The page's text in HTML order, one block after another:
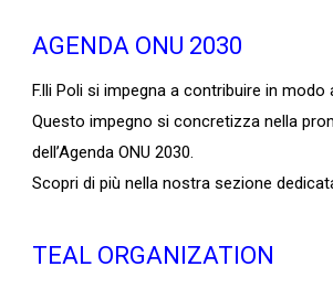
AGENDA ONU 2030
F.lli Poli si impegna a contribuire in
Questo impegno si concretizza nella
dell’Agenda ONU 2030.
Scopri di più nella nostra sezione
TEAL ORGANIZATION